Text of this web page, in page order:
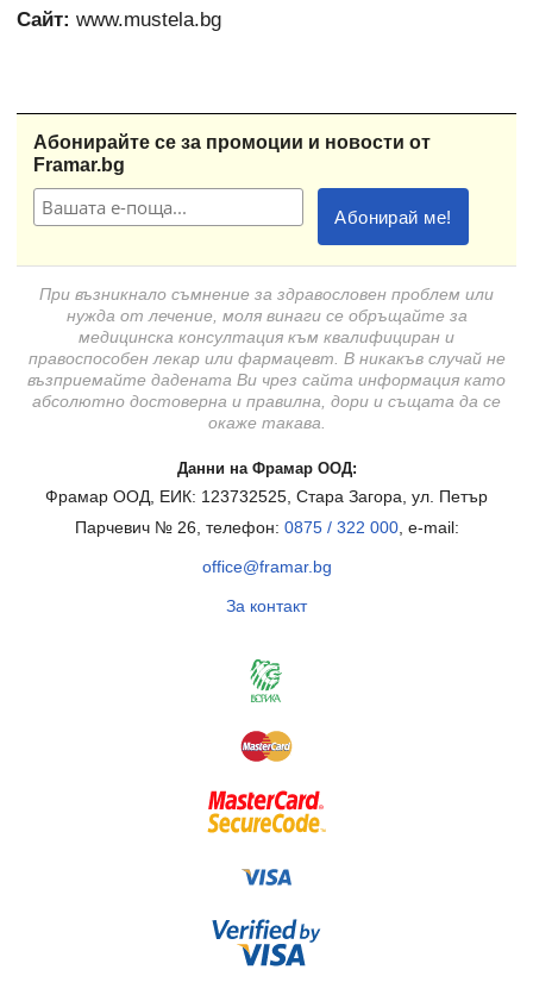
Сайт: www.mustela.bg
Абонирайте се за промоции и новости от
Framar.bg
При възникнало съмнение за здравословен проблем или
нужда от лечение, моля винаги се обръщайте за
медицинска консултация към квалифициран и
правоспособен лекар или фармацевт. В никакъв случай не
възприемайте дадената Ви чрез сайта информация като
абсолютно достоверна и правилна, дори и същата да се
окаже такава.
Данни на Фрамар ООД:
Фрамар ООД, ЕИК: 123732525, Стара Загора, ул. Петър
Парчевич № 26, телефон: 0875 / 322 000, e-mail:
office@framar.bg
За контакт